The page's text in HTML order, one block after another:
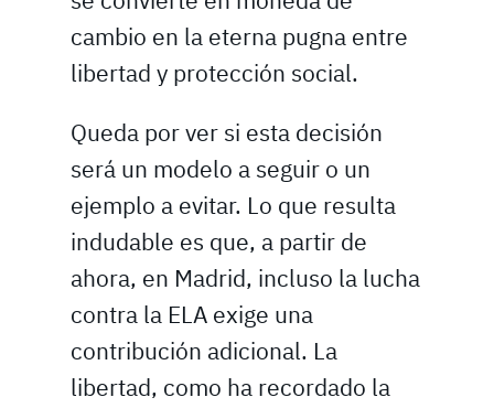
cambio en la eterna pugna entre
libertad y protección social.
Queda por ver si esta decisión
será un modelo a seguir o un
ejemplo a evitar. Lo que resulta
indudable es que, a partir de
ahora, en Madrid, incluso la lucha
contra la ELA exige una
contribución adicional. La
libertad, como ha recordado la